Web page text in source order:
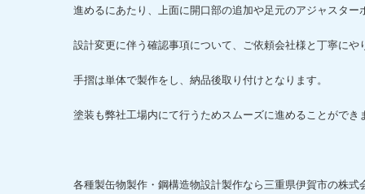
進めるにあたり、上面に開口部の追加や足元のアジャスタ
設計変更に伴う確認事項について、ご依頼会社様と丁寧にや
手摺は単体で製作をし、納品後取り付けとなります。
塗装も弊社工場内にて行うためスムーズに進めることができ
各種製缶物製作・鋼構造物設計製作なら三重県伊賀市の株式